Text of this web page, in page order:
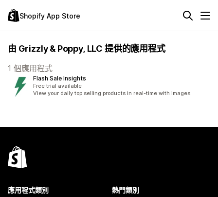
Shopify App Store
由 Grizzly & Poppy, LLC 提供的應用程式
1 個應用程式
Flash Sale Insights
Free trial available
View your daily top selling products in real-time with images.
應用程式類別 熱門類別